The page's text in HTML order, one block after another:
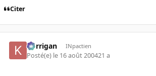
Citer
korrigan INpactien
Posté(e) le 16 août 200421 a